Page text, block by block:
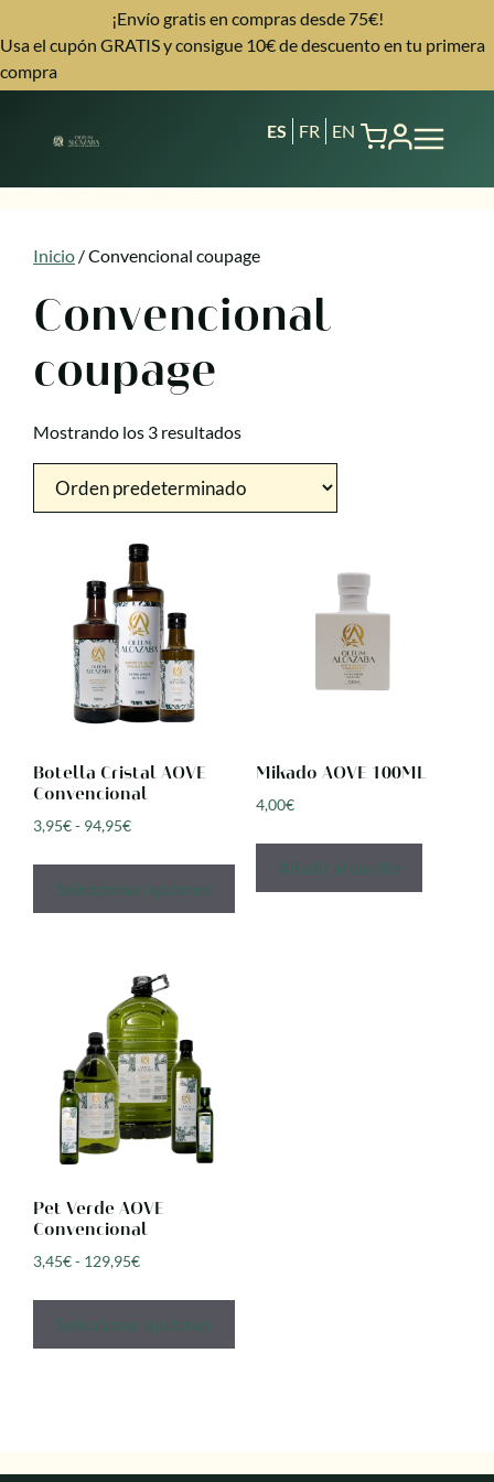
¡Envío gratis en compras desde 75€!
Usa el cupón GRATIS y consigue 10€ de descuento en tu primera
compra
EN
FR
ES
Inicio / Convencional coupage
Convencional
coupage
Mostrando los 3 resultados
Botella Cristal AOVE
Convencional
3,95€- 94,95€
Seleccionar opciones
Mikado AOVE 100ML
4,00€
Añadir al carrito
Pet Verde AOVE
Convencional
3,45€- 129,95€
Seleccionar opciones